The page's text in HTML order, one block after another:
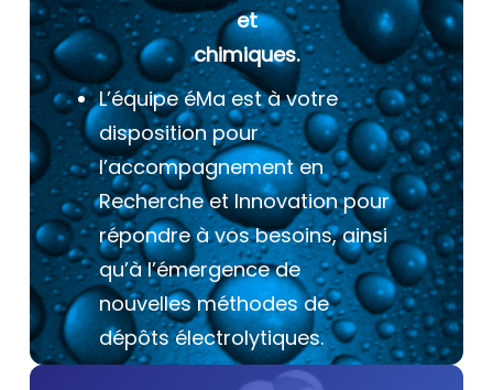
et
chimiques.
L’équipe éMa est à votre
disposition pour
l’accompagnement en
Recherche et Innovation pour
répondre à vos besoins, ainsi
qu’à l’émergence de
nouvelles méthodes de
dépôts électrolytiques.